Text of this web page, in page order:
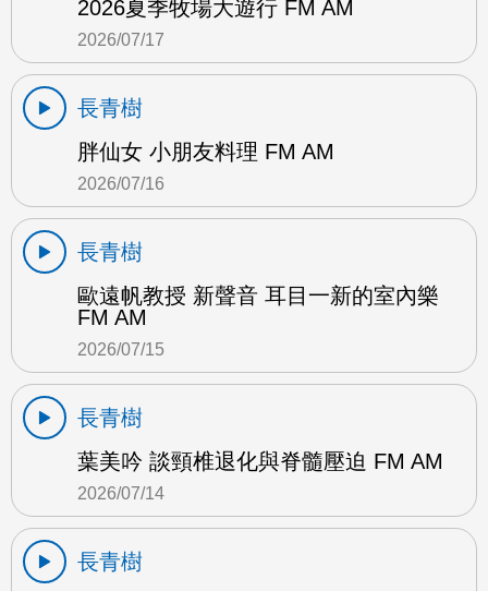
2026夏季牧場大遊行 FM AM
2026/07/17
長青樹
胖仙女 小朋友料理 FM AM
2026/07/16
長青樹
歐遠帆教授 新聲音 耳目一新的室內樂
FM AM
2026/07/15
長青樹
葉美吟 談頸椎退化與脊髓壓迫 FM AM
2026/07/14
長青樹